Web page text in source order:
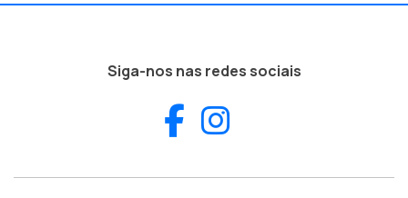
Siga-nos nas redes sociais
Facebook